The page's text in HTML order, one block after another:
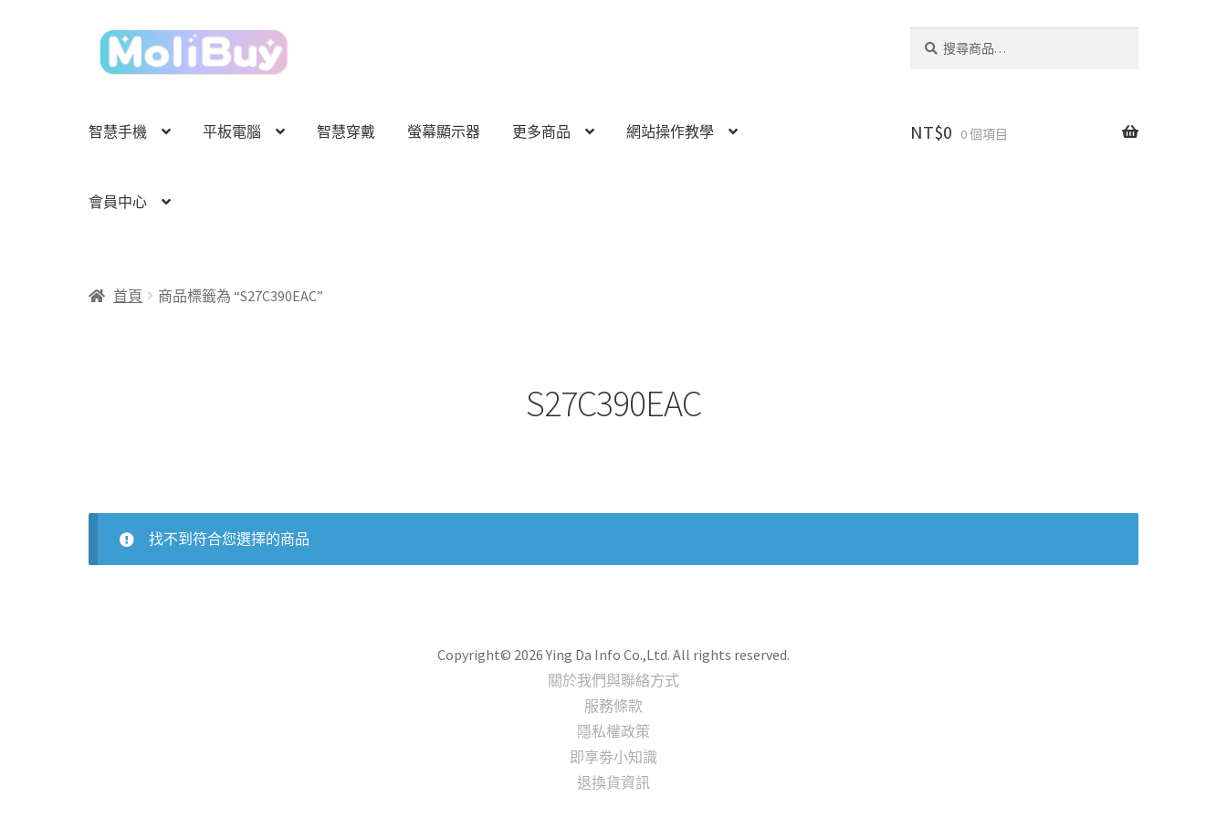
跳
至
列
跳
至
內
字:
智慧手機 平板電腦 智慧穿戴 螢幕顯示器 更多商品 網站操作教學
會員中心
NT$0 0 個項目
首頁 商品標籤為 “S27C390EAC”
S27C390EAC
找不到符合您選擇的商品
Copyright© 2026 Ying Da Info Co.,Ltd. All rights reserved.
關於我們與聯絡方式
服務條款
隱私權政策
即享劵小知識
退換貨資訊